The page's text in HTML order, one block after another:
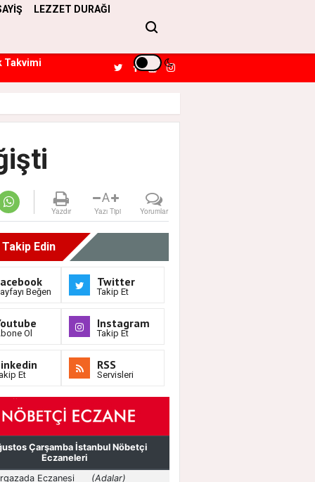
LEZZET DURAĞI
Takvimi
Yazdır
A
Yazı Tipi Yorumlar
Takip Edin
Beğen
Twitter
Takip Et
Ol
Instagram
Takip Et
Et
RSS
Servisleri